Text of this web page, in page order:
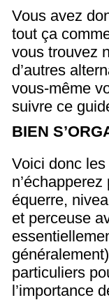
Vous avez
tout ça
vous trouvez
d’autres
vous-même
suivre ce
BIEN
Voici donc
équerre,
et perceuse
particuliers
l’importance